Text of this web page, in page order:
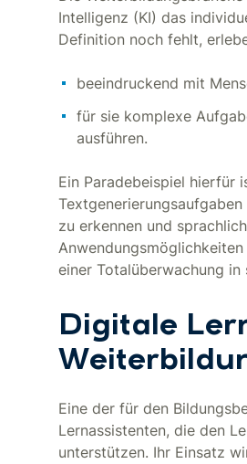
Intelligenz (KI) das
Definition noch fehlt,
beeindruckend mit
für sie komplexe
ausführen.
Ein Paradebeispiel hierfür
zu erkennen und
einer Totalüberwachung in
Digitale
Eine der für den
Lernassistenten, die den
unterstützen. Ihr Einsatz